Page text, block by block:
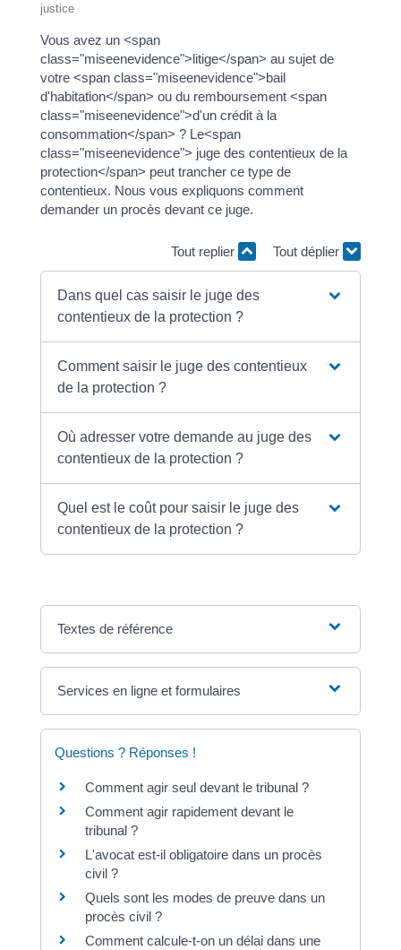
justice
Vous avez un <span
class="miseenevidence">litige</span> au sujet de
votre <span class="miseenevidence">bail
d'habitation</span> ou du remboursement <span
class="miseenevidence">d'un crédit à la
consommation</span> ? Le<span
class="miseenevidence"> juge des contentieux de la
protection</span> peut trancher ce type de
contentieux. Nous vous expliquons comment
demander un procès devant ce juge.
Tout replier Tout déplier
Dans quel cas saisir le juge des
contentieux de la protection ?
Comment saisir le juge des contentieux
de la protection ?
Où adresser votre demande au juge des
contentieux de la protection ?
Quel est le coût pour saisir le juge des
contentieux de la protection ?
Textes de référence
Services en ligne et formulaires
Questions ? Réponses !
Comment agir seul devant le tribunal ?
Comment agir rapidement devant le
tribunal ?
L'avocat est-il obligatoire dans un procès
civil ?
Quels sont les modes de preuve dans un
procès civil ?
Comment calcule-t-on un délai dans une